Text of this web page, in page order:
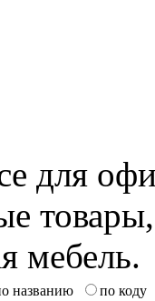
для
мебель.
названию по коду